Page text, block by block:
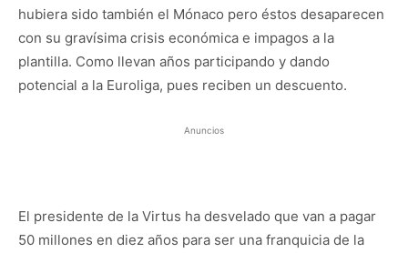
hubiera sido también el Mónaco pero éstos desaparecen
con su gravísima crisis económica e impagos a la
plantilla. Como llevan años participando y dando
potencial a la Euroliga, pues reciben un descuento.
Anuncios
El presidente de la Virtus ha desvelado que van a pagar
50 millones en diez años para ser una franquicia de la